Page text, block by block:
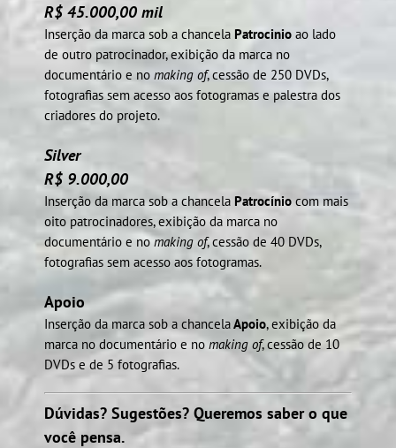
R$ 45.000,00 mil
Inserção da marca sob a chancela Patrocinio ao lado
de outro patrocinador, exibição da marca no
documentário e no making of, cessão de 250 DVDs,
fotografias sem acesso aos fotogramas e palestra dos
criadores do projeto.
Silver
R$ 9.000,00
Inserção da marca sob a chancela Patrocínio com mais
oito patrocinadores, exibição da marca no
documentário e no making of, cessão de 40 DVDs,
fotografias sem acesso aos fotogramas.
Apoio
Inserção da marca sob a chancelaApoio, exibição da
marca no documentário e no making of, cessão de 10
DVDs e de 5 fotografias.
Dúvidas? Sugestões? Queremos saber o que
você pensa.